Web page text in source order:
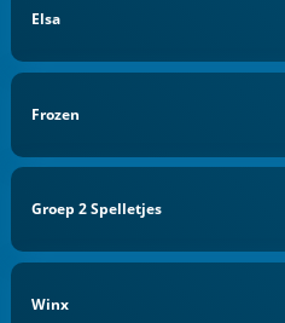
Elsa
Frozen
Groep 2 Spelletjes
Winx